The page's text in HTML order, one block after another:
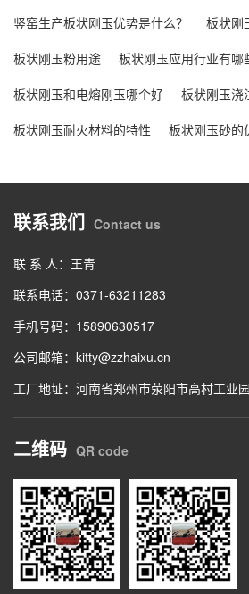
竖窑生产板状刚玉优势是什么？
板状刚
板状刚玉粉用途
板状刚玉应用行业有哪
板状刚玉和电熔刚玉哪个好
板状刚玉浇
板状刚玉耐火材料的特性
板状刚玉砂的
联系我们 Contact us
联 系 人：王青
联系电话：0371-63211283
手机号码：15890630517
公司邮箱：kitty@zzhaixu.cn
工厂地址：河南省郑州市荥阳市高村工业园
二维码 QR code